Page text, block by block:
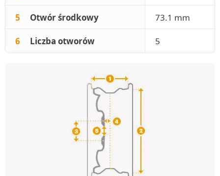
5 Otwór środkowy 73.1 mm
6 Liczba otworów 5